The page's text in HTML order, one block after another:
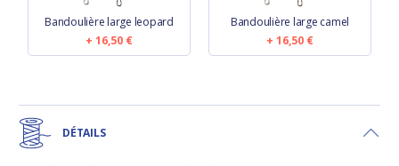
Bandoulière large leopard
16,50 €
Bandoulière large camel
16,50 €
DÉTAILS